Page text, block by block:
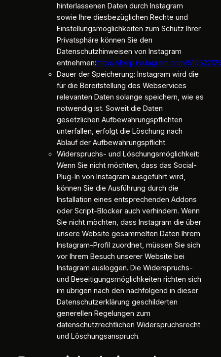
hinterlassenen Daten durch Instagram
sowie Ihre diesbezüglichen Rechte und
Einstellungsmöglichkeiten zum Schutz Ihrer
Privatsphäre können Sie den
Datenschutzhinweisen von Instagram
entnehmen:https://help.instagram.com/
Dauer der Speicherung: Instagram wird die
für die Bereitstellung des Webservices
relevanten Daten solange speichern, wie es
notwendig ist. Soweit die Daten
gesetzlichen Aufbewahrungspflichten
unterfallen, erfolgt die Löschung nach
Ablauf der Aufbewahrungspflicht.
Widerspruchs- und Löschungsmöglichkeit:
Wenn Sie nicht möchten, dass das Social-
Plug-In von Instagram ausgeführt wird,
können Sie die Ausführung durch die
Installation eines entsprechenden Addons
oder Script-Blocker auch verhindern. Wenn
Sie nicht möchten, dass Instagram die über
unsere Website gesammelten Daten Ihrem
Instagram-Profil zuordnet, müssen Sie sich
vor Ihrem Besuch unserer Website bei
Instagram ausloggen. Die Widerspruchs-
und Beseitigungsmöglichkeiten richten sich
im übrigen nach den nachfolgend in dieser
Datenschutzerklärung geschilderten
generellen Regelungen zum
datenschutzrechtlichen Widerspruchsrecht
und Löschungsanspruch.